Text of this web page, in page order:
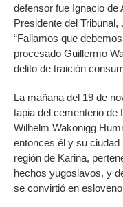
defensor fue Ignacio de
Presidente del
“Fallamos que
procesado Guillermo
delito de traición
La mañana del 19 de
tapia del cementerio de
Wilhelm Wakonigg
entonces él y su ciudad
región de Karina,
hechos yugoslavos, y
se convirtió en